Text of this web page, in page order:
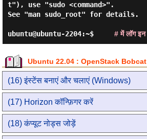
t"), use "sudo <command>".
See "man sudo_root" for details.
ubuntu@ubuntu-2204:~$ # में लॉग इन
Ubuntu 22.04 : OpenStack Bobcat
(16) इंस्टेंस बनाएं और चलाएं (Windows)
(17) Horizon कॉन्फ़िगर करें
(18) कंप्यूट नोड्स जोड़ें